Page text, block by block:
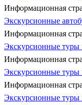
Информационная
Экскурсионные
Информационная
Экскурсионные
Информационная
Экскурсионные
Информационная
Экскурсионные